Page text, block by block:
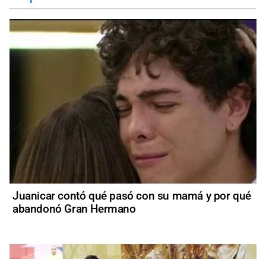
Juanicar contó qué pasó con su mamá y por qué
abandonó Gran Hermano